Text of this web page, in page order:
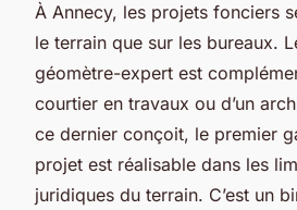
À Annecy, les projets fonciers
le terrain que sur les bureaux.
géomètre-expert est
courtier en travaux ou d’un
ce dernier conçoit, le premier
projet est réalisable dans les
juridiques du terrain. C’est un